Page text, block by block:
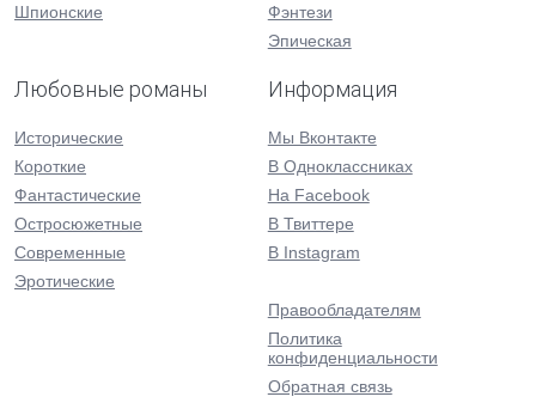
Шпионские
Фэнтези
Эпическая
Любовные романы
Исторические
Короткие
Фантастические
Остросюжетные
Современные
Эротические
Информация
Мы Вконтакте
В Одноклассниках
На Facebook
В Твиттере
В Instagram
Правообладателям
Политика
конфиденциальности
Обратная связь